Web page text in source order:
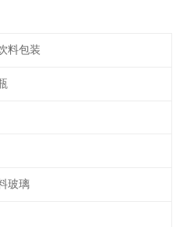
料包装
玻璃